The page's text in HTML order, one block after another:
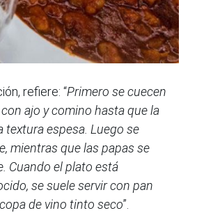
refiere: “Primero se cuecen
ajo y comino hasta que la
textura espesa. Luego se
mientras que las papas se
Cuando el plato está
se suele servir con pan
de vino tinto seco”.